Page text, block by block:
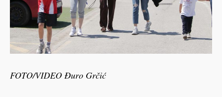
FOTO/VIDEO Đuro Grčić